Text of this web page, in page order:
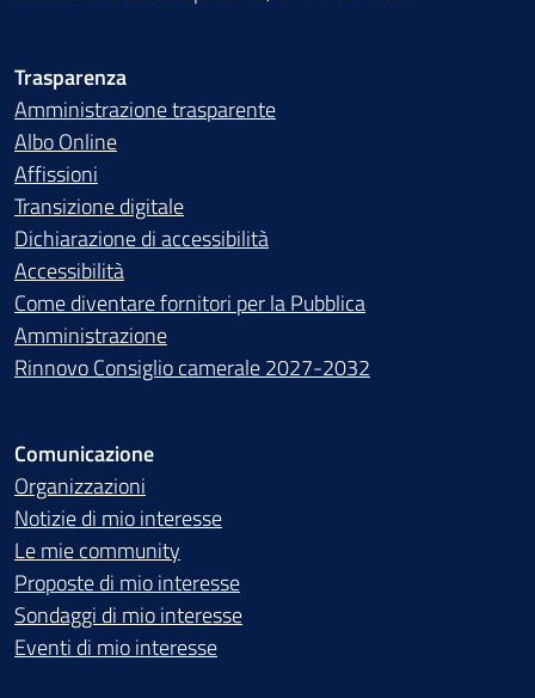
Trasparenza
Amministrazione trasparente
Albo Online
Affissioni
Transizione digitale
Dichiarazione di accessibilità
Accessibilità
Come diventare fornitori per la Pubblica
Amministrazione
Rinnovo Consiglio camerale 2027-2032
Comunicazione
Organizzazioni
Notizie di mio interesse
Le mie community
Proposte di mio interesse
Sondaggi di mio interesse
Eventi di mio interesse